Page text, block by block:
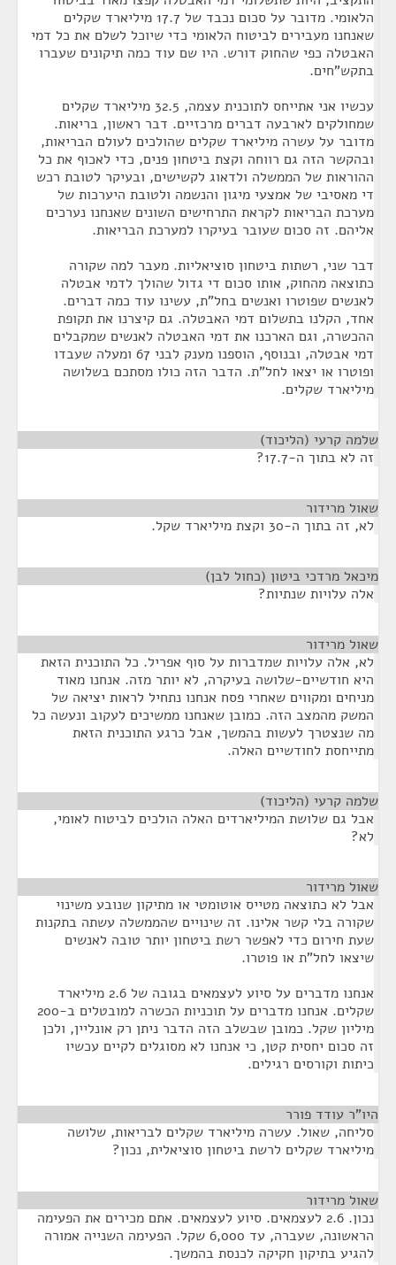
הלאומי. מדובר על סכום נכבד של 17.7 מיליארד שקלים
שאנחנו מעבירים לביטוח הלאומי כדי שיוכל לשלם את כל דמי
האבטלה כפי שהחוק דורש. היו שם עוד כמה תיקונים שעברו
בתקש"חים.
עכשיו אני אתייחס לתוכנית עצמה, 32.5 מיליארד שקלים
שמחולקים לארבעה דברים מרכזיים. דבר ראשון, בריאות.
מדובר על עשרה מיליארד שקלים שהולכים לעולם הבריאות,
ובהקשר הזה גם רווחה וקצת ביטחון פנים, כדי לאכוף את כל
ההוראות של הממשלה ולדאוג לקשישים, ובעיקר לטובת רכש
די מאסיבי של אמצעי מיגון והנשמה ולטובת היערכות של
מערכת הבריאות לקראת התרחישים השונים שאנחנו נערכים
אליהם. זה סכום שעובר בעיקרו למערכת הבריאות.
דבר שני, רשתות ביטחון סוציאליות. מעבר למה שקורה
כתוצאה מהחוק, אותו סכום די גדול שהולך לדמי אבטלה
לאנשים שפוטרו ואנשים בחל"ת, עשינו עוד כמה דברים.
אחד, הקלנו בתשלום דמי האבטלה. גם קיצרנו את תקופת
ההכשרה, וגם הארכנו את דמי האבטלה לאנשים שמקבלים
דמי אבטלה, ובנוסף, הוספנו מענק לבני 67 ומעלה שעבדו
ופוטרו או יצאו לחל"ת. הדבר הזה כולו מסתכם בשלושה
מיליארד שקלים.
שלמה קרעי (הליכוד)
זה לא בתוך ה-17.7?
שאול מרידור
לא, זה בתוך ה-30 וקצת מיליארד שקל.
מיכאל מרדכי ביטון (כחול לבן)
אלה עלויות שנתיות?
שאול מרידור
לא, אלה עלויות שמדברות על סוף אפריל. כל התוכנית הזאת
היא חודשיים-שלושה בעיקרה, לא יותר מזה. אנחנו מאוד
מניחים ומקווים שאחרי פסח אנחנו נתחיל לראות יציאה של
המשק מהמצב הזה. כמובן שאנחנו ממשיכים לעקוב ונעשה כל
מה שנצטרך לעשות בהמשך, אבל כרגע התוכנית הזאת
מתייחסת לחודשיים האלה.
שלמה קרעי (הליכוד)
אבל גם שלושת המיליארדים האלה הולכים לביטוח לאומי,
לא?
שאול מרידור
אבל לא כתוצאה מטייס אוטומטי או מתיקון שנובע משינוי
שקורה בלי קשר אלינו. זה שינויים שהממשלה עשתה בתקנות
שעת חירום כדי לאפשר רשת ביטחון יותר טובה לאנשים
שיצאו לחל"ת או פוטרו.
אנחנו מדברים על סיוע לעצמאים בגובה של 2.6 מיליארד
שקלים. אנחנו מדברים על תוכניות הכשרה למובטלים ב-200
מיליון שקל. כמובן שבשלב הזה הדבר ניתן רק אונליין, ולכן
זה סכום יחסית קטן, כי אנחנו לא מסוגלים לקיים עכשיו
כיתות וקורסים רגילים.
היו"ר עודד פורר
סליחה, שאול. עשרה מיליארד שקלים לבריאות, שלושה
מיליארד שקלים לרשת ביטחון סוציאלית, נכון?
שאול מרידור
נכון. 2.6 לעצמאים. סיוע לעצמאים. אתם מכירים את הפעימה
הראשונה, שעברה, עד 6,000 שקל. הפעימה השנייה אמורה
להגיע בתיקון חקיקה לכנסת בהמשך.